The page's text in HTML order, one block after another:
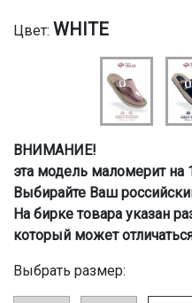
Цвет: WHITE
ВНИМАНИЕ!
эта модель маломерит на
Выбирайте Ваш
На бирке товара указан
который может
Выбрать размер: